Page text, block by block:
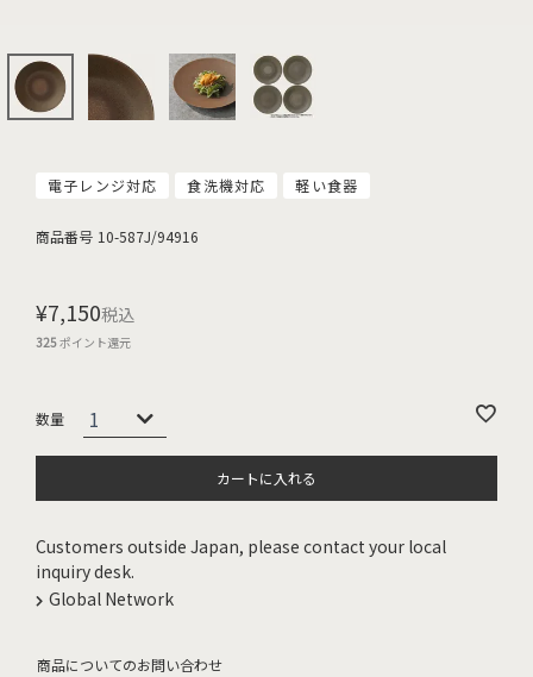
電子レンジ対応 食洗機対応 軽い食器
商品番号 10-587J/94916
¥7,150税込
325ポイント還元
カートに入れる
Customers outside Japan, please contact your local
inquiry desk.
Global Network
商品についてのお問い合わせ